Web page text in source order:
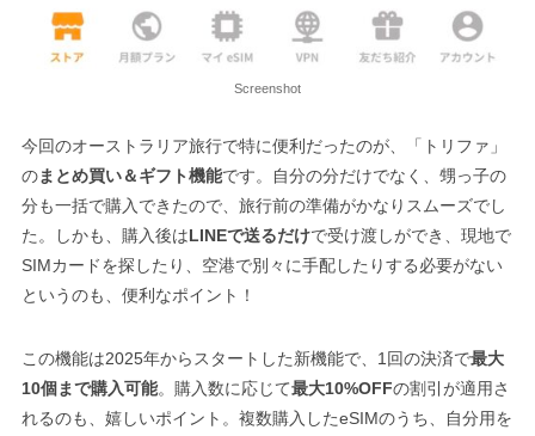
Screenshot
今回のオーストラリア旅行で特に便利だったのが、「トリファ」
のまとめ買い＆ギフト機能です。自分の分だけでなく、甥っ子の
分も一括で購入できたので、旅行前の準備がかなりスムーズでし
た。しかも、購入後はLINEで送るだけで受け渡しができ、現地で
SIMカードを探したり、空港で別々に手配したりする必要がない
というのも、便利なポイント！
この機能は2025年からスタートした新機能で、1回の決済で最大
10個まで購入可能。購入数に応じて最大10%OFFの割引が適用さ
れるのも、嬉しいポイント。複数購入したeSIMのうち、自分用を